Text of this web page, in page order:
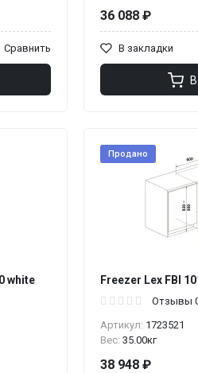
Сравнить
36 088 ₽
В закладки
white
Продано
Freezer Lex FBI
Отзывы
Артикул: 1723521
Вес: 35.00кг
38 948 ₽